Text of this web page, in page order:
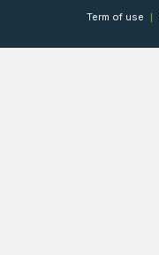
Term of use